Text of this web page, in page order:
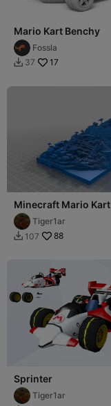
Mario Kart Benchy
Fossla
 37 17
Minecraft Mario Kart
Tiger1ar
 107 88
Sprinter
Tiger1ar